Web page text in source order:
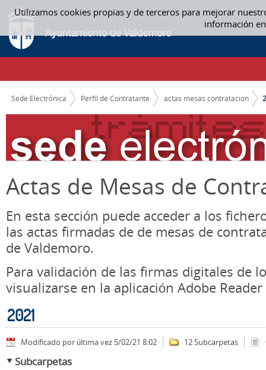
Utilizamos cookies propias y de terceros para mejorar
información
Saltar al contenido
2021 - ACTAS MESAS CONTRATACION
CAMINO DE MIGAS
Sede Electrónica Perfil de Contratante actas mesas contratacion
Actas de Mesas de
En esta sección puede acceder a los
las actas firmadas de de mesas de
de Valdemoro.
Para validación de las firmas digitales de
visualizarse en la aplicación Adobe Reader
2021
Modificado por última vez 5/02/21 8:02 12 Subcarpetas
Subcarpetas